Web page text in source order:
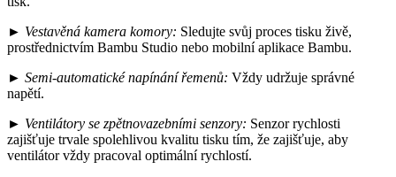
► Vestavěná kamera komory: Sledujte svůj proces tisku živě,
prostřednictvím Bambu Studio nebo mobilní aplikace Bambu.
► Semi-automatické napínání řemenů: Vždy udržuje správné
napětí.
► Ventilátory se zpětnovazebními senzory: Senzor rychlosti
zajišťuje trvale spolehlivou kvalitu tisku tím, že zajišťuje, aby
ventilátor vždy pracoval optimální rychlostí.